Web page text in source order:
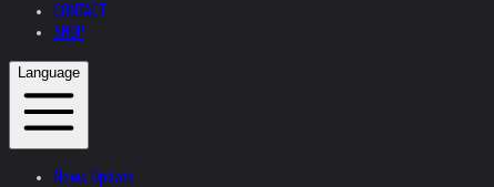
CONTACT
SHOP
Language
News Update